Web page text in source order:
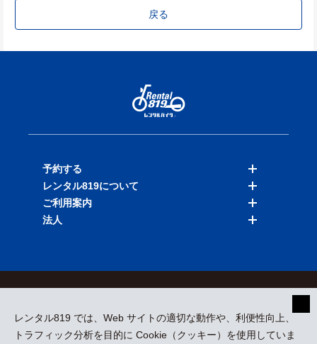
戻る
レンタル819 では、Web サイトの適切な動作や、利便性向上、
トラフィック分析を目的に Cookie（クッキー）を使用していま
予約する
バイクを探す
店舗を探す
レンタル819について
料金表
ご利用案内
法人
採用情報
プレスリリース